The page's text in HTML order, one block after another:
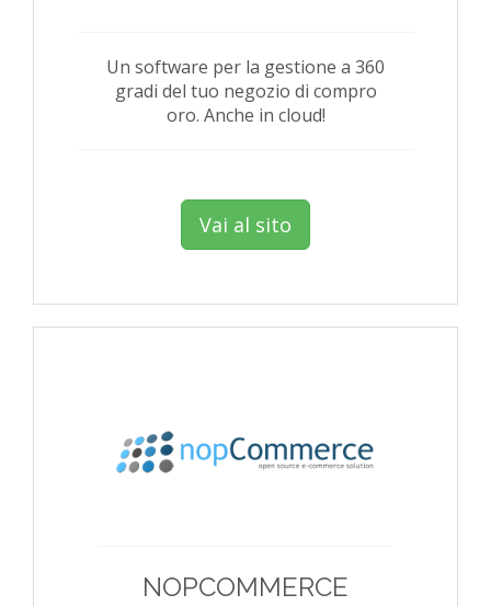
Un software per la gestione a 360
gradi del tuo negozio di compro
oro. Anche in cloud!
Vai al sito
NOPCOMMERCE